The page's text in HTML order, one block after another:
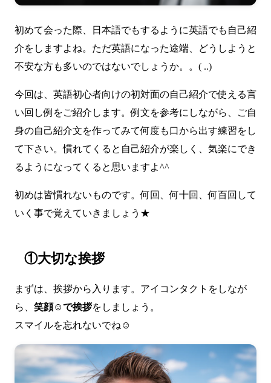
初めて会った際、日本語でもするように英語でも自己紹
介をしますよね。ただ英語になった途端、どうしようと
不安な方も多いのではないでしょうか。。( ..)
今回は、英語初心者向けの初対面の自己紹介で使える言
い回し例をご紹介します。例文を参考にしながら、ご自
身の自己紹介文を作ってみて何度も口から出す練習をし
て下さい。慣れてくると自己紹介が楽しく、気楽にでき
るようになってくると思いますよ^^
初めは皆慣れないものです。何回、何十回、何百回して
いく事で覚えていきましょう★
①大切な挨拶
まずは、挨拶から入ります。アイコンタクトをしなが
ら、 笑顔☺で挨拶をしましょう。
スマイルを忘れないでね☺